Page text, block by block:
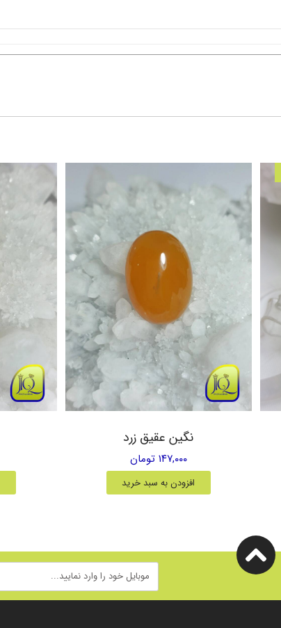
نگین عقیق زرد
۱۴۷,۰۰۰ تومان
افزودن به سبد خرید